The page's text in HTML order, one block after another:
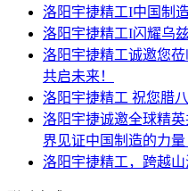
洛阳宇捷精工I中国制
洛阳宇捷精工I闪耀乌
洛阳宇捷精工诚邀您莅
共启未来！
洛阳宇捷精工 祝您腊
洛阳宇捷诚邀全球精
界见证中国制造的力量
洛阳宇捷精工，跨越山